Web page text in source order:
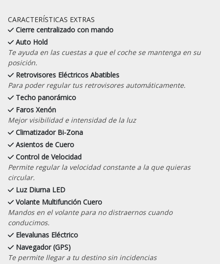
CARACTERÍSTICAS EXTRAS
Cierre centralizado con mando
Auto Hold
Te ayuda en las cuestas a que el coche se mantenga en su
posición.
Retrovisores Eléctricos Abatibles
Para poder regular tus retrovisores automáticamente.
Techo panorámico
Faros Xenón
Mejor visibilidad e intensidad de la luz
Climatizador Bi-Zona
Asientos de Cuero
Control de Velocidad
Permite regular la velocidad constante a la que quieras
circular.
Luz Diurna LED
Volante Multifunción Cuero
Mandos en el volante para no distraernos cuando
conducimos.
Elevalunas Eléctrico
Navegador (GPS)
Te permite llegar a tu destino sin incidencias